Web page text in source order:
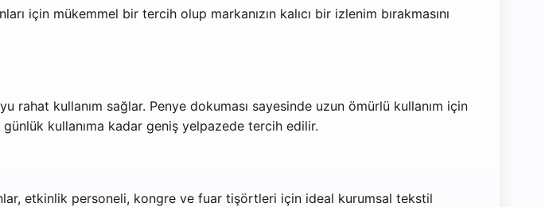
için mükemmel bir tercih olup markanızın kalıcı bir izlenim bırakmasını
kullanım sağlar. Penye dokuması sayesinde uzun ömürlü kullanım için
kullanıma kadar geniş yelpazede tercih edilir.
etkinlik personeli, kongre ve fuar tişörtleri için ideal kurumsal tekstil